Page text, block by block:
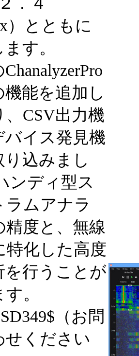
）とともに
す。
機能を追加し
、CSV出力機
バイス発見機
り込みまし
ンディ型ス
ラムアナラ
精度と、 無線
特化した高度
を行うことが
。
（お問
せください